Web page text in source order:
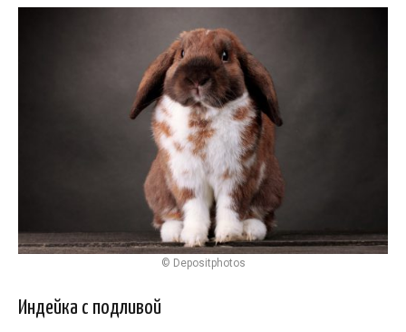
© Depositphotos
Индейка с подливой